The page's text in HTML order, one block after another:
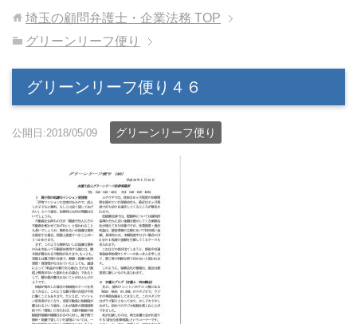
埼玉の顧問弁護士・企業法務 TOP
グリーンリーフ便り
グリーンリーフ便り４６
公開日:2018/05/09 グリーンリーフ便り